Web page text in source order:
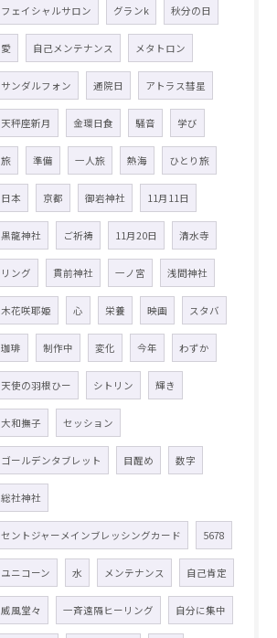
フェイシャルサロン グランk 秋分の日
愛 自己メンテナンス メタトロン
サンダルフォン 通院日 アトラス彗星
天秤座新月 金環日食 騒音 学び
旅 準備 一人旅 熱海 ひとり旅
日本 京都 御岩神社 11月11日
黒龍神社 ご祈祷 11月20日 清水寺
リング 貫前神社 一ノ宮 浅間神社
木花咲耶姫 心 栄養 映画 スタバ
珈琲 制作中 変化 今年 わずか
天使の羽根ひー シトリン 輝き
大和撫子 セッション
ゴールデンタブレット 目醒め 数字
総社神社
セントジャーメインブレッシングカード 5678
ユニコーン 水 メンテナンス 自己肯定
威風堂々 一斉遠隔ヒーリング 自分に集中